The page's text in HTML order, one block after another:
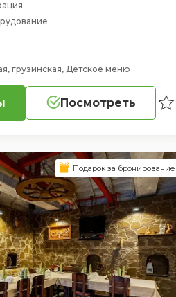
грузинская, Детское меню
Посмотреть
Подарок за бронирование